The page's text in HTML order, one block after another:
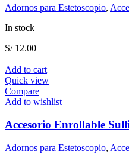
Adornos para Estetoscopio,
In stock
S/12.00
Add to cart
Quick view
Compare
Add to wishlist
Accesorio Enrollable
Adornos para Estetoscopio,